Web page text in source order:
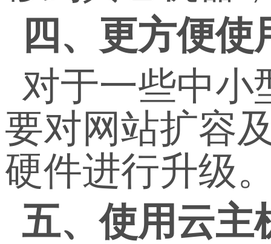
四、更方便
对于一些中小
要对网站扩容
硬件进行升级
五、使用云主